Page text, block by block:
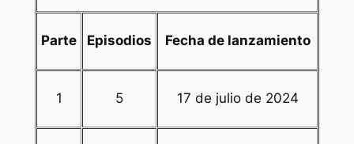
Parte Episodios Fecha de lanzamiento
1 5 17 de julio de 2024